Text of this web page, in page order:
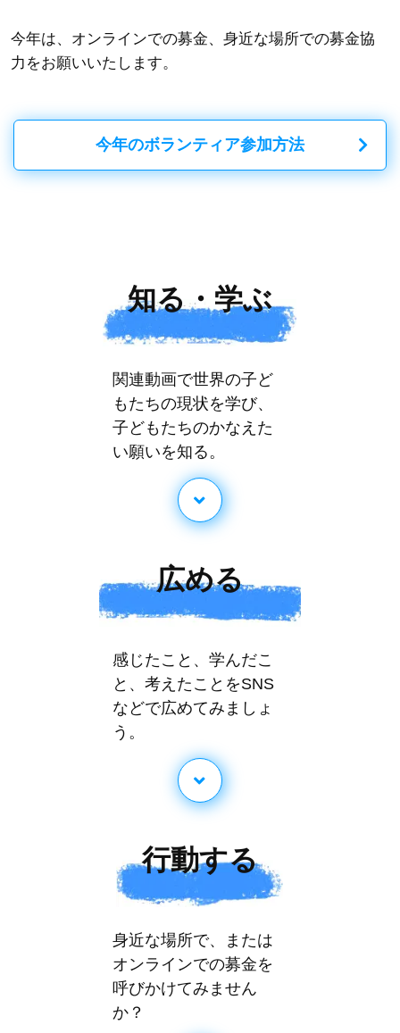
今年は、オンラインでの募金、身近な場所での募金協
力をお願いいたします。
今年のボランティア参加方法
知る・学ぶ
関連動画で世界の子ど
もたちの現状を学び、
子どもたちのかなえた
い願いを知る。
広める
感じたこと、学んだこ
と、考えたことをSNS
などで広めてみましょ
う。
行動する
身近な場所で、または
オンラインでの募金を
呼びかけてみません
か？